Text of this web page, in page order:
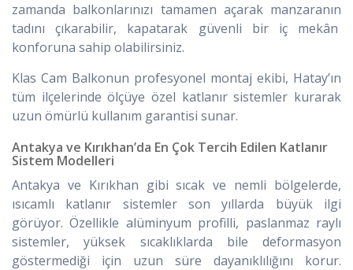
zamanda balkonlarınızı tamamen açarak manzaranın
tadını çıkarabilir, kapatarak güvenli bir iç mekân
konforuna sahip olabilirsiniz.
Klas Cam Balkonun profesyonel montaj ekibi, Hatay’ın
tüm ilçelerinde ölçüye özel katlanır sistemler kurarak
uzun ömürlü kullanım garantisi sunar.
Antakya ve Kırıkhan’da En Çok Tercih Edilen Katlanır
Sistem Modelleri
Antakya ve Kırıkhan gibi sıcak ve nemli bölgelerde,
ısıcamlı katlanır sistemler son yıllarda büyük ilgi
görüyor. Özellikle alüminyum profilli, paslanmaz raylı
sistemler, yüksek sıcaklıklarda bile deformasyon
göstermediği için uzun süre dayanıklılığını korur.